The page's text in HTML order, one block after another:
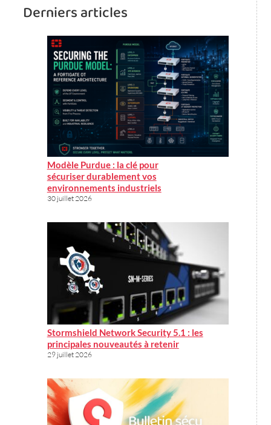
Derniers articles
Modèle Purdue : la clé pour
sécuriser durablement vos
environnements industriels
30 juillet 2026
Stormshield Network Security 5.1 : les
principales nouveautés à retenir
29 juillet 2026